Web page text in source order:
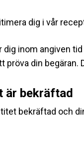
dig i vår
inom angiven
pröva din begäran.
är bekräftad
bekräftad och